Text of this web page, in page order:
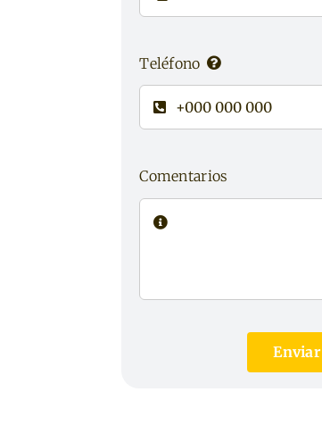
Teléfono
Comentarios
Enviar